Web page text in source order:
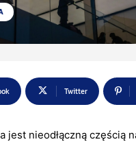
Twitter
jest nieodłączną częścią